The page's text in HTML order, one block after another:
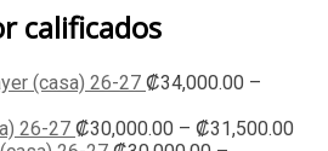
calificados
(casa) 26-27 ₡34,000.00 –
26-27 ₡30,000.00 – ₡31,500.00